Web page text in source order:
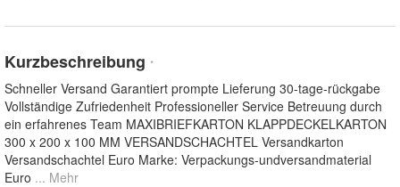
Kurzbeschreibung *
Schneller Versand Garantiert prompte Lieferung 30-tage-rückgabe
Vollständige Zufriedenheit Professioneller Service Betreuung durch
ein erfahrenes Team MAXIBRIEFKARTON KLAPPDECKELKARTON
300 x 200 x 100 MM VERSANDSCHACHTEL Versandkarton
Versandschachtel Euro Marke: Verpackungs-undversandmaterial
Euro ... Mehr